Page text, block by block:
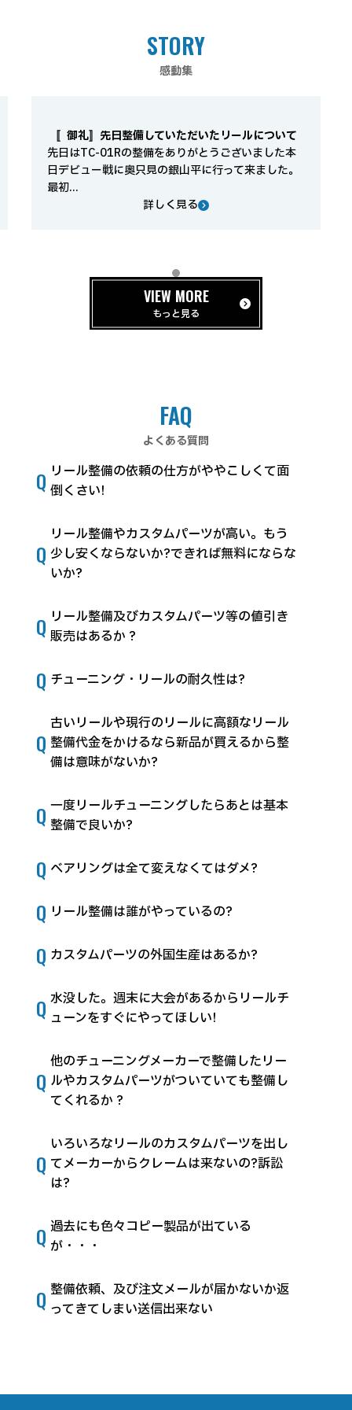
STORY
感動集
〚御礼〛先日整備していただいたリールについて
先日はTC-01Rの整備をありがとうございました本
日デビュー戦に奥只見の銀山平に行って来ました。
最初...
詳しく見る
VIEW MORE
もっと見る
FAQ
よくある質問
Q リール整備の依頼の仕方がややこしくて面
倒くさい!
Q
リール整備やカスタムパーツが高い。もう
少し安くならないか?できれば無料にならな
いか?
Q リール整備及びカスタムパーツ等の値引き
販売はあるか ?
Q チューニング・リールの耐久性は?
Q
古いリールや現行のリールに高額なリール
整備代金をかけるなら新品が買えるから整
備は意味がないか?
Q 一度リールチューニングしたらあとは基本
整備で良いか?
Q ベアリングは全て変えなくてはダメ?
Q リール整備は誰がやっているの?
Q カスタムパーツの外国生産はあるか?
Q 水没した。週末に大会があるからリールチ
ューンをすぐにやってほしい!
Q
他のチューニングメーカーで整備したリー
ルやカスタムパーツがついていても整備し
てくれるか ?
Q
いろいろなリールのカスタムパーツを出し
てメーカーからクレームは来ないの?訴訟
は?
Q 過去にも色々コピー製品が出ている
が・・・
Q 整備依頼、及び注文メールが届かないか返
ってきてしまい送信出来ない